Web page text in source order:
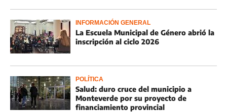
INFORMACIÓN GENERAL
La Escuela Municipal de Género abrió la
inscripción al ciclo 2026
POLÍTICA
Salud: duro cruce del municipio a
Monteverde por su proyecto de
financiamiento provincial